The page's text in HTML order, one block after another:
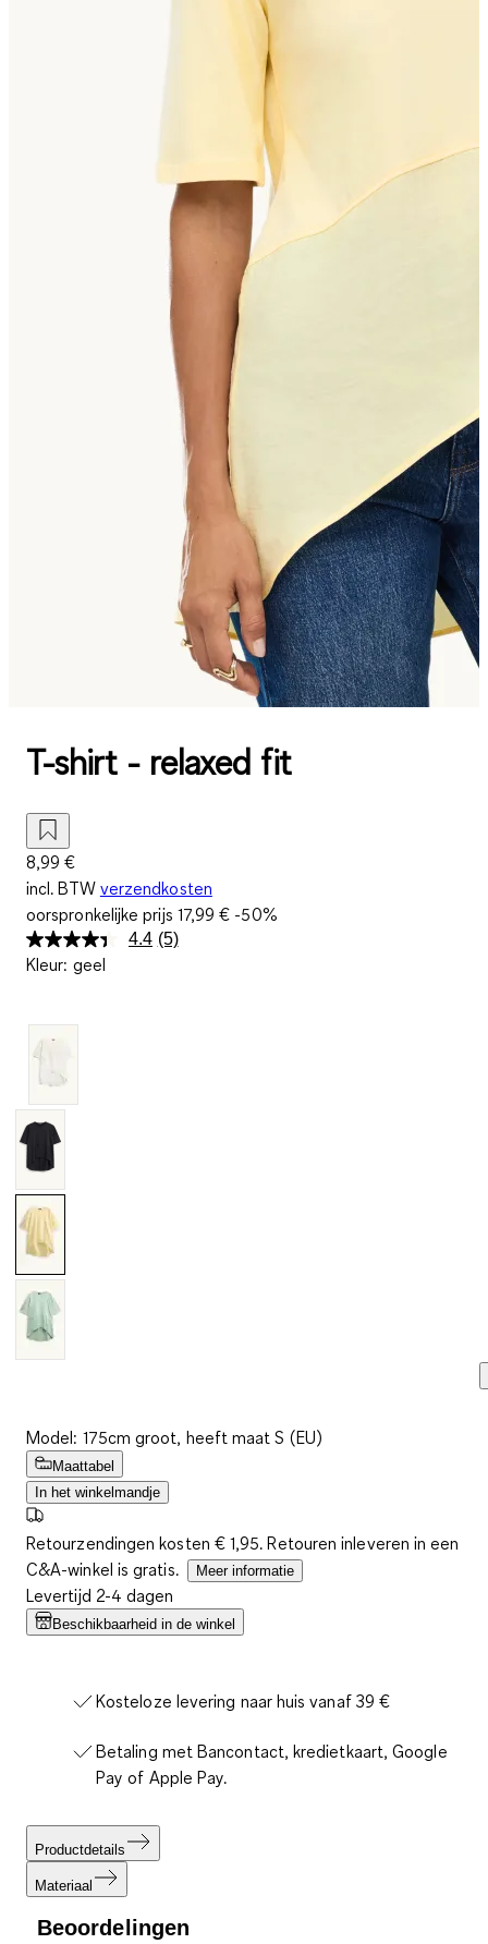
T-shirt - relaxed fit
8,99 €
incl. BTW verzendkosten
oorspronkelijke prijs 17,99 € -50%
4.4 Lees
(5)
Kleur: geel
Model: 175cm groot, heeft maat S (EU)
Maattabel
In het winkelmandje
Retourzendingen kosten € 1,95. Retouren inleveren in een
C&A-winkel is gratis.
Meer informatie
Levertijd 2-4 dagen
Beschikbaarheid in de winkel
Kosteloze levering naar huis vanaf 39 €
Betaling met Bancontact, kredietkaart, Google
Pay of Apple Pay.
Productdetails
Materiaal
Beoordelingen